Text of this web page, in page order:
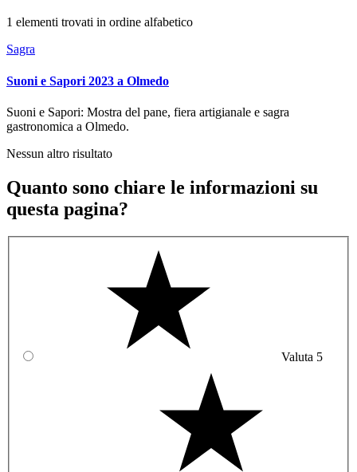
1 elementi trovati in ordine alfabetico
Sagra
Suoni e Sapori 2023 a Olmedo
Suoni e Sapori: Mostra del pane, fiera artigianale e sagra
gastronomica a Olmedo.
Nessun altro risultato
Quanto sono chiare le informazioni su
questa pagina?
Valuta 5